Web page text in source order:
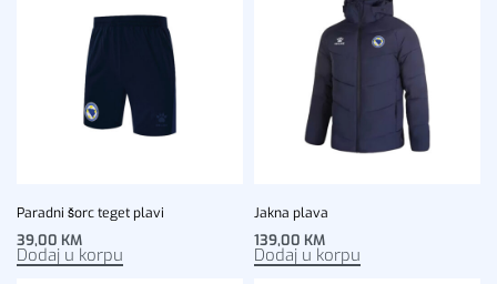
Paradni šorc teget plavi
39,00 KM
Dodaj u korpu
Jakna plava
139,00 KM
Dodaj u korpu